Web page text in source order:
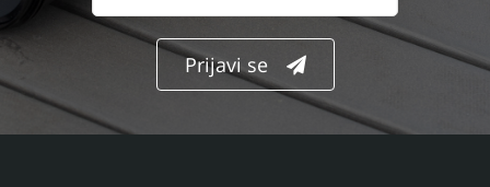
Prezime
Email